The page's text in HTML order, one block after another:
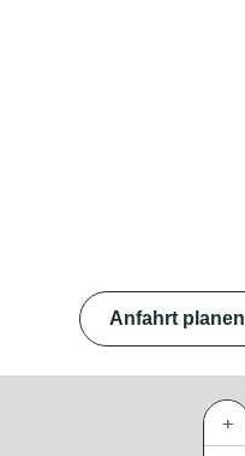
Anfahrt planen
+